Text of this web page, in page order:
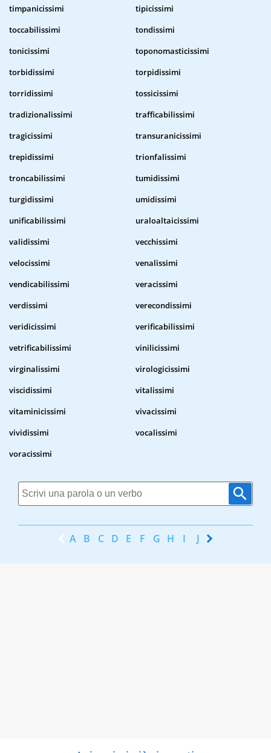
timpanicissimi
tipicissimi
toccabilissimi
tondissimi
tonicissimi
toponomasticissimi
torbidissimi
torpidissimi
torridissimi
tossicissimi
tradizionalissimi
trafficabilissimi
tragicissimi
transuranicissimi
trepidissimi
trionfalissimi
troncabilissimi
tumidissimi
turgidissimi
umidissimi
unificabilissimi
uraloaltaicissimi
validissimi
vecchissimi
velocissimi
venalissimi
vendicabilissimi
veracissimi
verdissimi
verecondissimi
veridicissimi
verificabilissimi
vetrificabilissimi
vinilicissimi
virginalissimi
virologicissimi
viscidissimi
vitalissimi
vitaminicissimi
vivacissimi
vividissimi
vocalissimi
voracissimi
A B C D E F G H I J K